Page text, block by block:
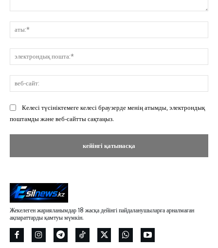
Келесі түсініктемеге келесі браузерде менің атымды, электрондық
поштамды және веб-сайтты сақтаңыз.
Жекелеген жарияланымдар 18 жасқа дейінгі пайдаланушыларға арналмаған
ақпараттарды қамтуы мүмкін.